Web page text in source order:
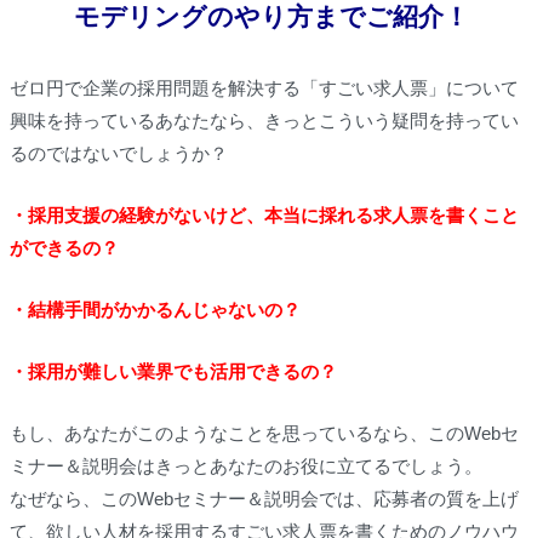
モデリングのやり方までご紹介！
ゼロ円で企業の採用問題を解決する「すごい求人票」について
興味を持っているあなたなら、きっとこういう疑問を持ってい
るのではないでしょうか？
・採用支援の経験がないけど、本当に採れる求人票を書くこと
ができるの？
・結構手間がかかるんじゃないの？
・採用が難しい業界でも活用できるの？
もし、あなたがこのようなことを思っているなら、このWebセ
ミナー＆説明会はきっとあなたのお役に立てるでしょう。
なぜなら、このWebセミナー＆説明会では、応募者の質を上げ
て、欲しい人材を採用するすごい求人票を書くためのノウハウ